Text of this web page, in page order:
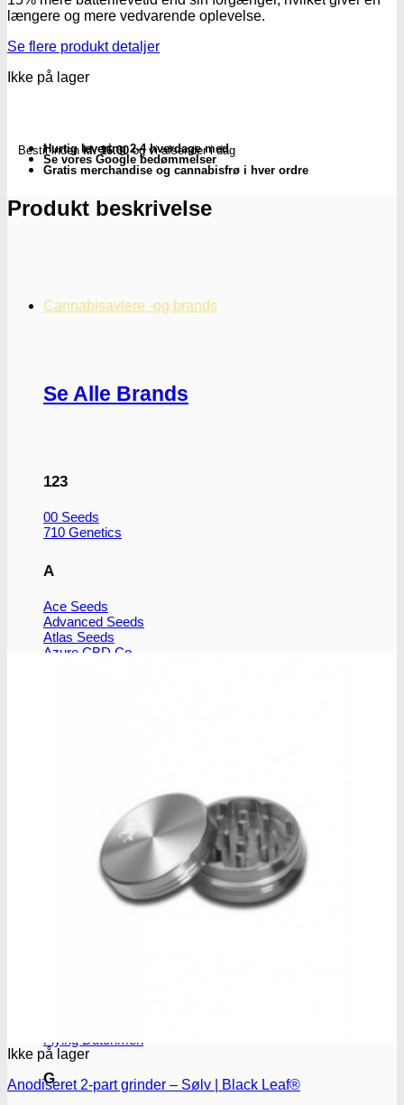
Cannabisavlere -og brands
Se Alle Brands
123
00 Seeds
710 Genetics
A
Ace Seeds
Advanced Seeds
Atlas Seeds
Azure CBD Co.
Cali Connection
CBD Botanics
CBD Crew
Flying Dutchmen
G
længere og mere vedvarende oplevelse.
Se flere produkt detaljer
Ikke på lager
Bestil indenkl. 16.00og vi afsender i dag
Hurtig levering 2-4 hverdage med
Se vores Google bedømmelser
Gratis merchandise og cannabisfrø i hver ordre
Produkt beskrivelse
Ikke på lager
Anodiseret 2-part grinder – Sølv | Black Leaf®